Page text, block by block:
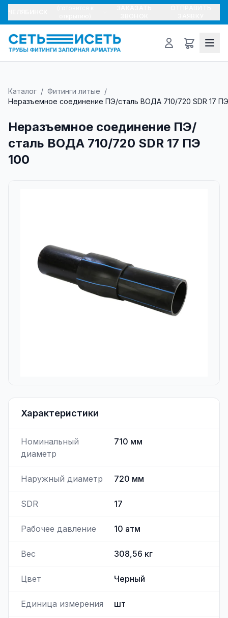
Каталог / Фитинги литые /
Неразъемное соединение ПЭ/сталь ВОДА 710/720 SDR 17
Неразъемное соединение ПЭ/
сталь ВОДА 710/720 SDR 17 ПЭ
100
Характеристики
Номинальный
диаметр
710 мм
Наружный диаметр 720 мм
SDR 17
Рабочее давление 10 атм
Вес 308,56 кг
Цвет Черный
Единица измерения шт